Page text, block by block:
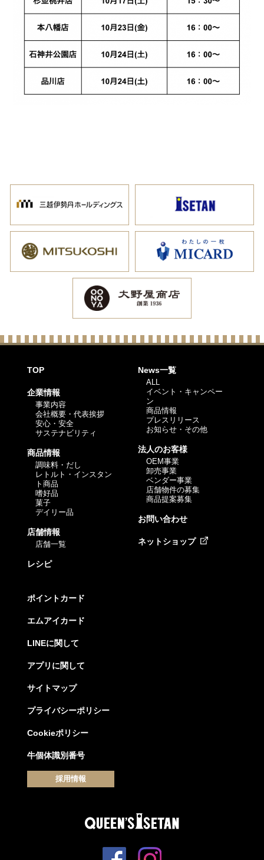
TOP
企業情報
事業内容
会社概要・代表挨拶
安心・安全
サステナビリティ
商品情報
調味料・だし
レトルト・インスタン
ト商品
嗜好品
菓子
デイリー品
店舗情報
店舗一覧
レシピ
News一覧
ALL
イベント・キャンペー
ン
商品情報
プレスリリース
お知らせ・その他
法人のお客様
OEM事業
卸売事業
ベンダー事業
店舗物件の募集
商品提案募集
お問い合わせ
ネットショップ
ポイントカード
エムアイカード
LINEに関して
アプリに関して
サイトマップ
プライバシーポリシー
Cookieポリシー
牛個体識別番号
採用情報